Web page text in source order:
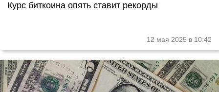
Курс биткоина опять ставит рекорды
12 мая 2025 в 10:42